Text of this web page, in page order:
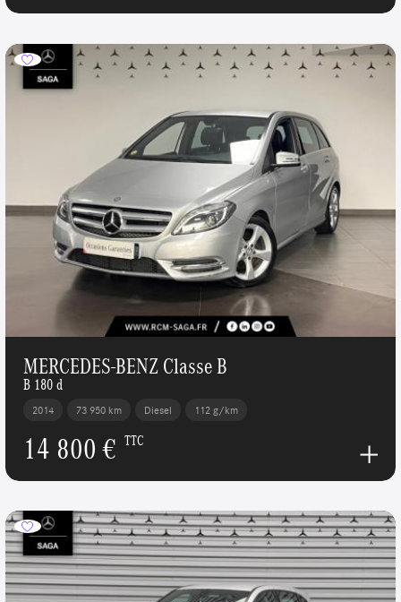
MERCEDES-BENZ Classe B
B 180 d
2014 73 950 km Diesel 112 g/km
14 800 € TTC